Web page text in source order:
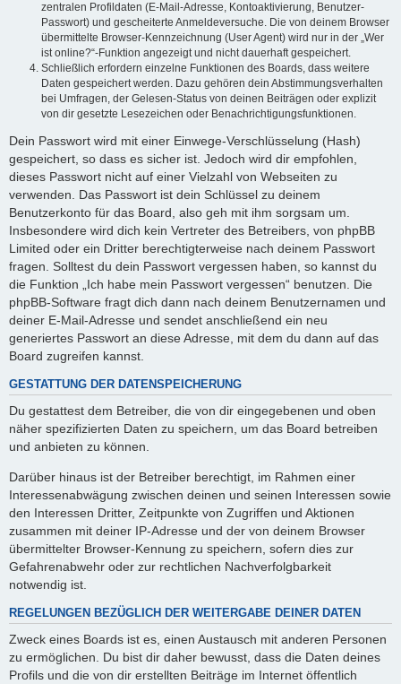
zentralen Profildaten (E-Mail-Adresse, Kontoaktivierung, Benutzer-
Passwort) und gescheiterte Anmeldeversuche. Die von deinem Browser
übermittelte Browser-Kennzeichnung (User Agent) wird nur in der „Wer
ist online?“-Funktion angezeigt und nicht dauerhaft gespeichert.
Schließlich erfordern einzelne Funktionen des Boards, dass weitere
Daten gespeichert werden. Dazu gehören dein Abstimmungsverhalten
bei Umfragen, der Gelesen-Status von deinen Beiträgen oder explizit
von dir gesetzte Lesezeichen oder Benachrichtigungsfunktionen.
Dein Passwort wird mit einer Einwege-Verschlüsselung (Hash)
gespeichert, so dass es sicher ist. Jedoch wird dir empfohlen,
dieses Passwort nicht auf einer Vielzahl von Webseiten zu
verwenden. Das Passwort ist dein Schlüssel zu deinem
Benutzerkonto für das Board, also geh mit ihm sorgsam um.
Insbesondere wird dich kein Vertreter des Betreibers, von phpBB
Limited oder ein Dritter berechtigterweise nach deinem Passwort
fragen. Solltest du dein Passwort vergessen haben, so kannst du
die Funktion „Ich habe mein Passwort vergessen“ benutzen. Die
phpBB-Software fragt dich dann nach deinem Benutzernamen und
deiner E-Mail-Adresse und sendet anschließend ein neu
generiertes Passwort an diese Adresse, mit dem du dann auf das
Board zugreifen kannst.
GESTATTUNG DER DATENSPEICHERUNG
Du gestattest dem Betreiber, die von dir eingegebenen und oben
näher spezifizierten Daten zu speichern, um das Board betreiben
und anbieten zu können.
Darüber hinaus ist der Betreiber berechtigt, im Rahmen einer
Interessenabwägung zwischen deinen und seinen Interessen sowie
den Interessen Dritter, Zeitpunkte von Zugriffen und Aktionen
zusammen mit deiner IP-Adresse und der von deinem Browser
übermittelter Browser-Kennung zu speichern, sofern dies zur
Gefahrenabwehr oder zur rechtlichen Nachverfolgbarkeit
notwendig ist.
REGELUNGEN BEZÜGLICH DER WEITERGABE DEINER DATEN
Zweck eines Boards ist es, einen Austausch mit anderen Personen
zu ermöglichen. Du bist dir daher bewusst, dass die Daten deines
Profils und die von dir erstellten Beiträge im Internet öffentlich